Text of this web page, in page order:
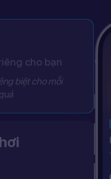
cho bạn
biệt cho mỗi